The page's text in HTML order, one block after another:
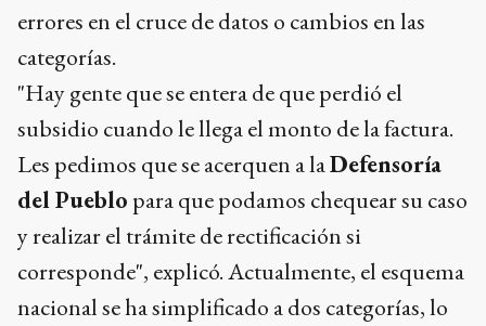
errores en el cruce de datos o cambios en las
categorías.
"Hay gente que se entera de que perdió el
subsidio cuando le llega el monto de la factura.
Les pedimos que se acerquen a laDefensoría
del Pueblo para que podamos chequear su caso
y realizar el trámite de rectificación si
corresponde", explicó. Actualmente, el esquema
nacional se ha simplificado a dos categorías, lo